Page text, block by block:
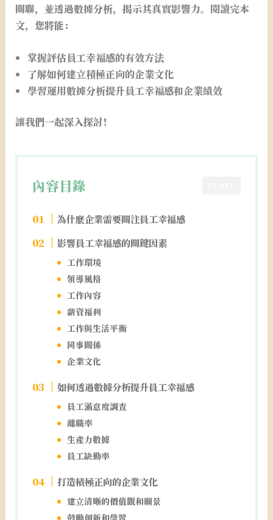
關聯，並透過數據分析，揭示其真實影響力。閱讀完本
文，您將能：
掌握評估員工幸福感的有效方法
了解如何建立積極正向的企業文化
學習運用數據分析提升員工幸福感和企業績效
讓我們一起深入探討！
內容目錄
為什麼企業需要關注員工幸福感
影響員工幸福感的關鍵因素
工作環境
領導風格
工作內容
薪資福利
工作與生活平衡
同事關係
企業文化
如何透過數據分析提升員工幸福感
員工滿意度調查
離職率
生產力數據
員工缺勤率
打造積極正向的企業文化
建立清晰的價值觀和願景
鼓勵創新和學習